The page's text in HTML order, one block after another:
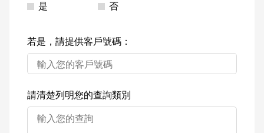
是 否
若是，請提供客戶號碼：
請清楚列明您的查詢類別